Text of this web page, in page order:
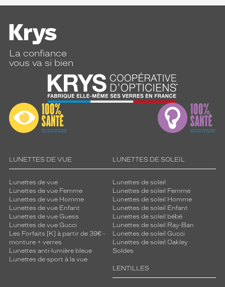
La confiance
vous va si bien
LUNETTES DE VUE
Lunettes de vue
Lunettes de vue Femme
Lunettes de vue Homme
Lunettes de vue Enfant
Lunettes de vue Guess
Lunettes de vue Gucci
Les Forfaits [K] à partir de 39€ -
monture + verres
Lunettes anti-lumière bleue
Lunettes de sport à la vue
LUNETTES DE SOLEIL
Lunettes de soleil
Lunettes de soleil Femme
Lunettes de soleil Homme
Lunettes de soleil Enfant
Lunettes de soleil bébé
Lunettes de soleil Ray-Ban
Lunettes de soleil Gucci
Lunettes de soleil Oakley
Soldes
LENTILLES